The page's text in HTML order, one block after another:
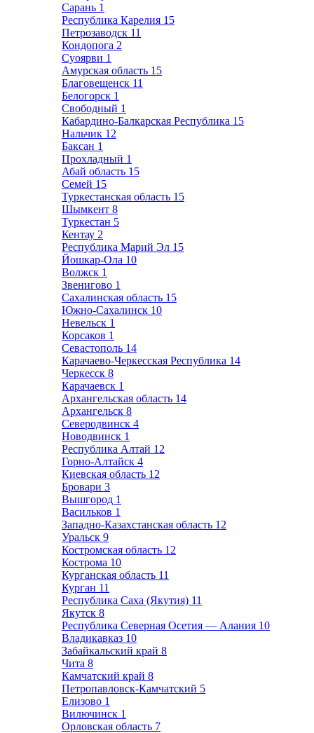
Сарань 1
Республика Карелия 15
Петрозаводск 11
Кондопога 2
Суоярви 1
Амурская область 15
Благовещенск 11
Белогорск 1
Свободный 1
Кабардино-Балкарская Республика 15
Нальчик 12
Баксан 1
Прохладный 1
Абай область 15
Семей 15
Туркестанская область 15
Шымкент 8
Туркестан 5
Кентау 2
Республика Марий Эл 15
Йошкар-Ола 10
Волжск 1
Звенигово 1
Сахалинская область 15
Южно-Сахалинск 10
Невельск 1
Корсаков 1
Севастополь 14
Карачаево-Черкесская Республика 14
Черкесск 8
Карачаевск 1
Архангельская область 14
Архангельск 8
Северодвинск 4
Новодвинск 1
Республика Алтай 12
Горно-Алтайск 4
Киевская область 12
Бровари 3
Вышгород 1
Васильков 1
Западно-Казахстанская область 12
Уральск 9
Костромская область 12
Кострома 10
Курганская область 11
Курган 11
Республика Саха (Якутия) 11
Якутск 8
Республика Северная Осетия — Алания 10
Владикавказ 10
Забайкальский край 8
Чита 8
Камчатский край 8
Петропавловск-Камчатский 5
Елизово 1
Вилючинск 1
Орловская область 7